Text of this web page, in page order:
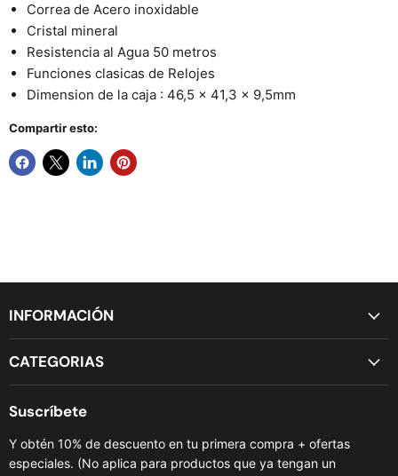
Correa de Acero inoxidable
Cristal mineral
Resistencia al Agua 50 metros
Funciones clasicas de Relojes
Dimension de la caja : 46,5 x 41,3 x 9,5mm
Compartir esto:
INFORMACIÓN
CATEGORIAS
Suscríbete
Y obtén 10% de descuento en tu primera compra + ofertas
especiales. (No aplica para productos que ya tengan un